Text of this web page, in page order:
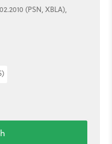
(PSN, XBLA),